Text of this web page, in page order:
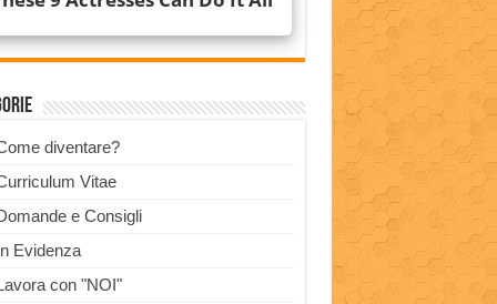
diventare?
Vitae
e Consigli
Evidenza
con "NOI"